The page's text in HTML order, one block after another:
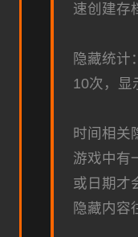
速创建存
隐藏统计
10次，显
时间相关
游戏中有
或日期才
隐藏内容